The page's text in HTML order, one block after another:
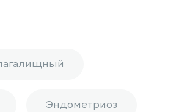
Эндометриоз